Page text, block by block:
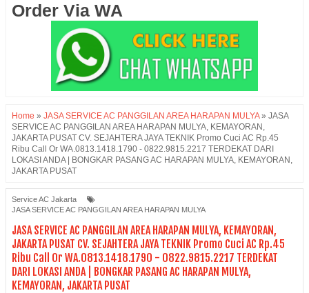
Order Via WA
Home » JASA SERVICE AC PANGGILAN AREA HARAPAN MULYA» JASA
SERVICE AC PANGGILAN AREA HARAPAN MULYA, KEMAYORAN,
JAKARTA PUSAT CV. SEJAHTERA JAYA TEKNIK Promo Cuci AC Rp.45
Ribu Call Or WA.0813.1418.1790 - 0822.9815.2217 TERDEKAT DARI
LOKASI ANDA | BONGKAR PASANG AC HARAPAN MULYA, KEMAYORAN,
JAKARTA PUSAT
Service AC Jakarta
JASA SERVICE AC PANGGILAN AREA HARAPAN MULYA
JASA SERVICE AC PANGGILAN AREA HARAPAN MULYA, KEMAYORAN,
JAKARTA PUSAT CV. SEJAHTERA JAYA TEKNIK Promo Cuci AC Rp.45
Ribu Call Or WA.0813.1418.1790 - 0822.9815.2217 TERDEKAT
DARI LOKASI ANDA | BONGKAR PASANG AC HARAPAN MULYA,
KEMAYORAN, JAKARTA PUSAT